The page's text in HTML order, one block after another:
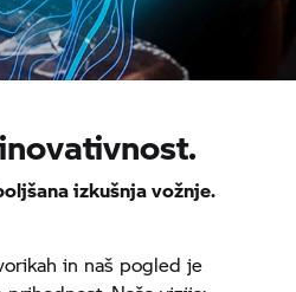
izkušnja vožnje.
in naš pogled je